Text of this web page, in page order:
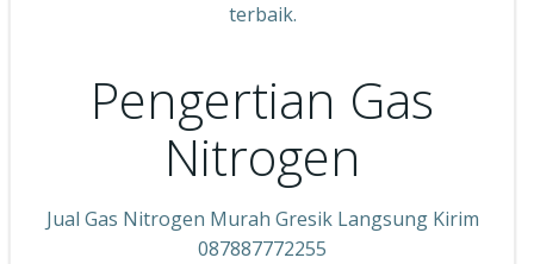
terbaik.
Pengertian Gas
Nitrogen
Jual Gas Nitrogen Murah Gresik Langsung Kirim
087887772255